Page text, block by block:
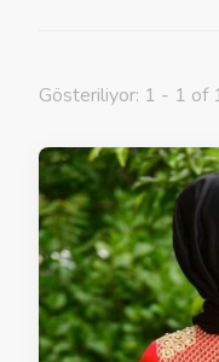
Gösteriliyor: 1 - 1 of